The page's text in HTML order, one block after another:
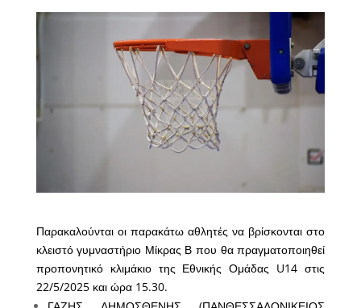
Παρακαλούνται οι παρακάτω αθλητές να βρίσκονται στο
κλειστό γυμναστήριο Μίκρας Β που θα πραγματοποιηθεί
προπονητικό κλιμάκιο της Εθνικής Ομάδας U14 στις
22/5/2025 και ώρα 15.30.